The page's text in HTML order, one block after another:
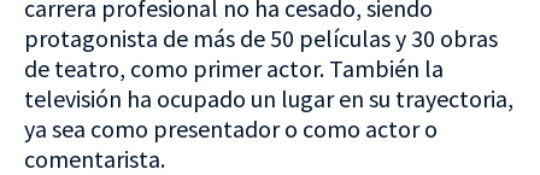
carrera profesional no ha cesado, siendo
protagonista de más de 50 películas y 30 obras
de teatro, como primer actor. También la
televisión ha ocupado un lugar en su trayectoria,
ya sea como presentador o como actor o
comentarista.